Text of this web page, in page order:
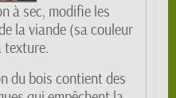
à sec, modifie les
la viande (sa couleur
texture.
du bois contient des